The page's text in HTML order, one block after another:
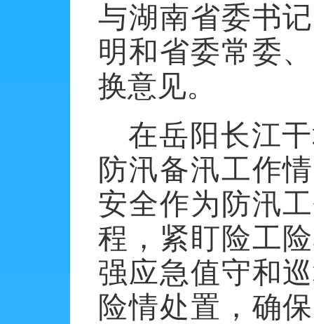
与湖南省委书
明和省委常委
换意见。
在岳阳长江
防汛备汛工作
安全作为防汛
程，紧盯险工
强应急值守和
险情处置，确